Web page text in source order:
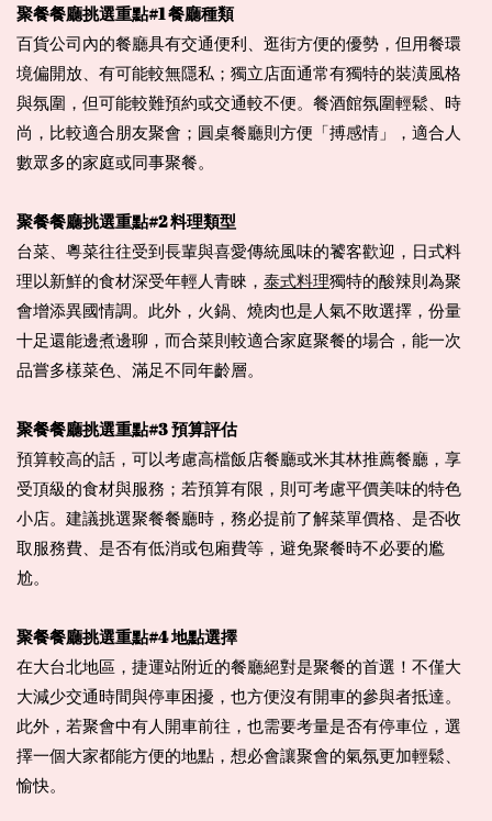
聚餐餐廳挑選重點#1 餐廳種類
百貨公司內的餐廳具有交通便利、逛街方便的優勢，但用餐環
境偏開放、有可能較無隱私；獨立店面通常有獨特的裝潢風格
與氛圍，但可能較難預約或交通較不便。餐酒館氛圍輕鬆、時
尚，比較適合朋友聚會；圓桌餐廳則方便「搏感情」，適合人
數眾多的家庭或同事聚餐。
聚餐餐廳挑選重點#2 料理類型
台菜、粵菜往往受到長輩與喜愛傳統風味的饕客歡迎，日式料
理以新鮮的食材深受年輕人青睞， 泰式料理獨特的酸辣則為聚
會增添異國情調。此外，火鍋、燒肉也是人氣不敗選擇，份量
十足還能邊煮邊聊，而合菜則較適合家庭聚餐的場合，能一次
品嘗多樣菜色、滿足不同年齡層。
聚餐餐廳挑選重點#3 預算評估
預算較高的話，可以考慮高檔飯店餐廳或米其林推薦餐廳，享
受頂級的食材與服務；若預算有限，則可考慮平價美味的特色
小店。建議挑選聚餐餐廳時，務必提前了解菜單價格、是否收
取服務費、是否有低消或包廂費等，避免聚餐時不必要的尷
尬。
聚餐餐廳挑選重點#4 地點選擇
在大台北地區，捷運站附近的餐廳絕對是聚餐的首選！不僅大
大減少交通時間與停車困擾，也方便沒有開車的參與者抵達。
此外，若聚會中有人開車前往，也需要考量是否有停車位，選
擇一個大家都能方便的地點，想必會讓聚會的氣氛更加輕鬆、
愉快。